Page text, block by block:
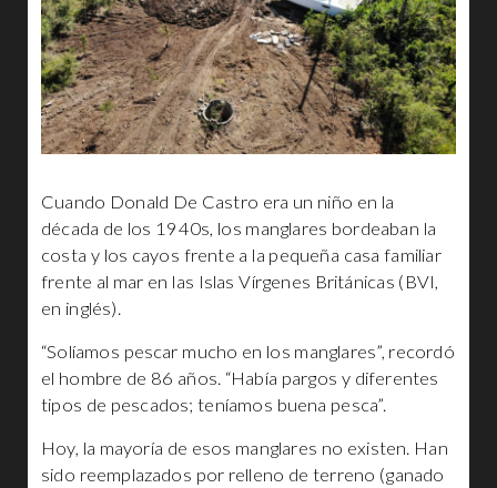
Cuando Donald De Castro era un niño en la
década de los 1940s, los manglares bordeaban la
costa y los cayos frente a la pequeña casa familiar
frente al mar en las Islas Vírgenes Británicas (BVI,
en inglés).
“Solíamos pescar mucho en los manglares”, recordó
el hombre de 86 años. “Había pargos y diferentes
tipos de pescados; teníamos buena pesca”.
Hoy, la mayoría de esos manglares no existen. Han
sido reemplazados por relleno de terreno (ganado